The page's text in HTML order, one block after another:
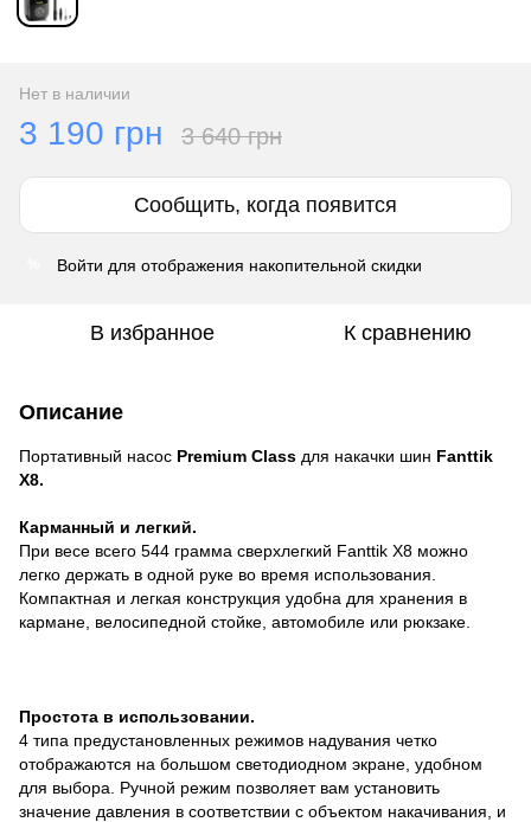
Нет в наличии
3 190 грн 3 640 грн
Сообщить, когда появится
Войти для отображения накопительной скидки
В избранное К сравнению
Описание
Портативный насос Premium Class для накачки шин Fanttik
X8.
Карманный и легкий.
При весе всего 544 грамма сверхлегкий Fanttik X8 можно
легко держать в одной руке во время использования.
Компактная и легкая конструкция удобна для хранения в
кармане, велосипедной стойке, автомобиле или рюкзаке.
Простота в использовании.
4 типа предустановленных режимов надувания четко
отображаются на большом светодиодном экране, удобном
для выбора. Ручной режим позволяет вам установить
значение давления в соответствии с объектом накачивания, и